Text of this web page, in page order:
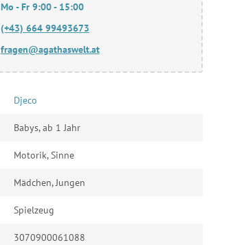
Mo - Fr 9:00 - 15:00
(+43) 664 99493673
fragen@agathaswelt.at
Djeco
Babys, ab 1 Jahr
Motorik, Sinne
Mädchen, Jungen
Spielzeug
3070900061088